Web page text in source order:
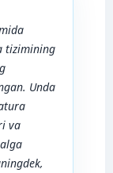
tizimining
Unda
va